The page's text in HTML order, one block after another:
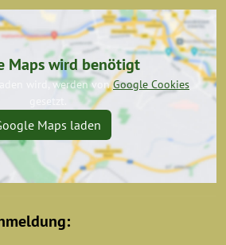
Maps wird benötigt
wird, werden vonGoogle Cookies
gesetzt.
Maps laden